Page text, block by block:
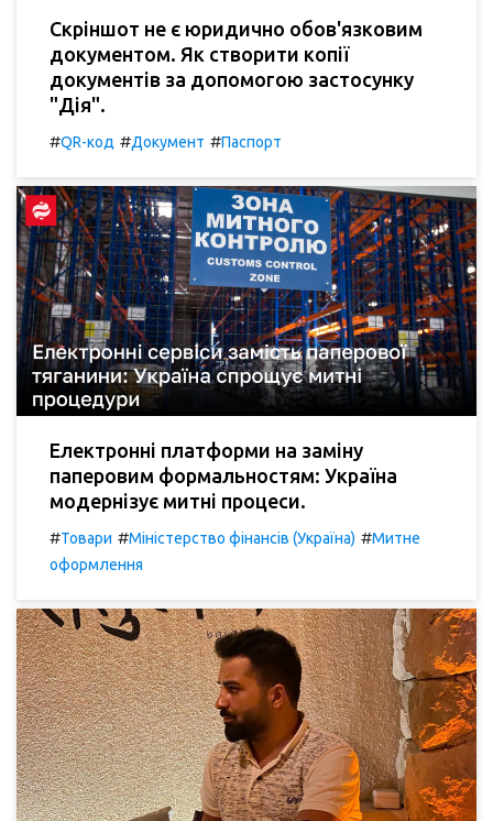
Скріншот не є юридично обов'язковим
документом. Як створити копії
документів за допомогою застосунку
"Дія".
#QR-код #Документ #Паспорт
Електронні платформи на заміну
паперовим формальностям: Україна
модернізує митні процеси.
#Товари #Міністерство фінансів (Україна) #Митне
оформлення